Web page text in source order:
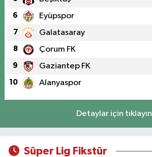
6 Eyüpspor
7 Galatasaray
8 Çorum FK
9 Gaziantep FK
10 Alanyaspor
Detaylar için tıklayın
Süper Lig Fikstür